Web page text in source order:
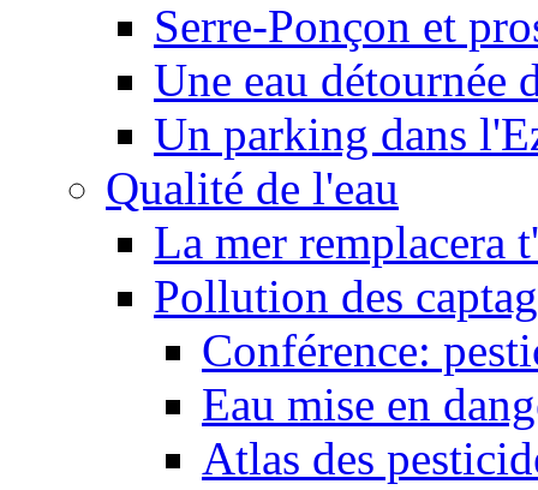
Serre-Ponçon et
Une eau détournée
Un parking dans
Qualité de l'eau
La mer remplacera
Pollution des
Conférence:
Eau mise en
Atlas des